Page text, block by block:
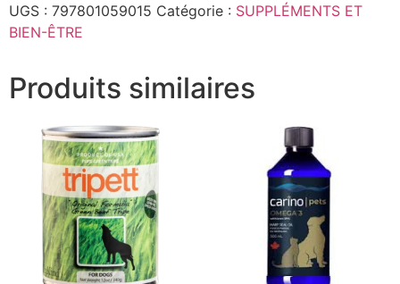
UGS : 797801059015 Catégorie : SUPPLÉMENTS ET
BIEN-ÊTRE
Produits similaires